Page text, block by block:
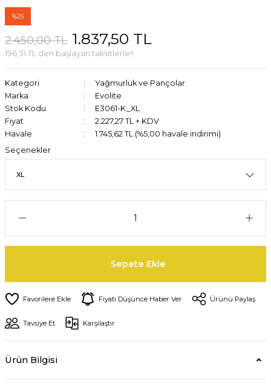
%25
2.450,00 TL 1.837,50 TL
196,31 TL den başlayan taksitlerle!!
Kategori
Yağmurluk ve Pançolar
Marka
Evolite
Stok Kodu
E3061-K_XL
Fiyat
2.227,27 TL + KDV
Havale
1.745,62 TL (%5,00 havale indirimi)
Seçenekler
Sepete Ekle
Fiyatı Düşünce Haber Ver Ürünü Paylaş
Tavsiye Et Karşılaştır
Ürün Bilgisi